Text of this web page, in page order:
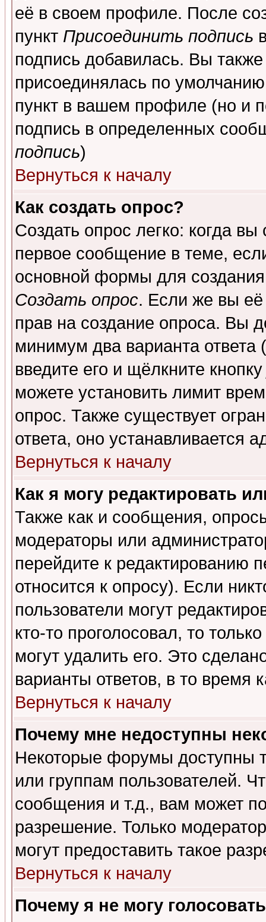
её в своем профиле. После
пункт Присоединить подпись
подпись добавилась. Вы
присоединялась по
пункт в вашем профиле (но и
подпись в определенных
подпись)
Вернуться к началу
Как создать опрос?
Создать опрос легко: когда
первое сообщение в теме,
основной формы для
Создать опрос. Если же вы её
прав на создание опроса. Вы
минимум два варианта ответа
введите его и щёлкните
можете установить лимит
опрос. Также существует
ответа, оно устанавливается
Вернуться к началу
Как я могу редактировать
Также как и сообщения,
модераторы или
перейдите к редактированию
относится к опросу). Если
пользователи могут
кто-то проголосовал, то
могут удалить его. Это
варианты ответов, в то время
Вернуться к началу
Почему мне недоступны
Некоторые форумы доступны
или группам пользователей.
сообщения и т.д., вам может
разрешение. Только
могут предоставить такое
Вернуться к началу
Почему я не могу